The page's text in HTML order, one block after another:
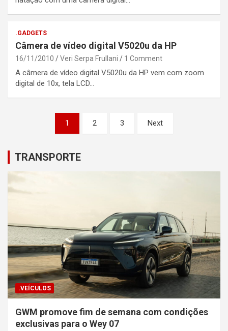
.GADGETS
Câmera de vídeo digital V5020u da HP
16/11/2010 Veri Serpa Frullani 1 Comment
A câmera de vídeo digital V5020u da HP vem com zoom
digital de 10x, tela LCD…
pagination
1 2 3 Next
TRANSPORTE
.VEÍCULOS
GWM promove fim de semana com condições
exclusivas para o Wey 07